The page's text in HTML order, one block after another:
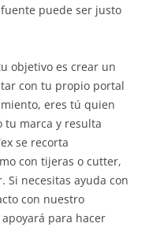
puede ser justo
objetivo es crear un
con tu propio portal
eres tú quien
tu marca y resulta
se recorta
con tijeras o cutter,
Si necesitas ayuda con
con nuestro
para hacer